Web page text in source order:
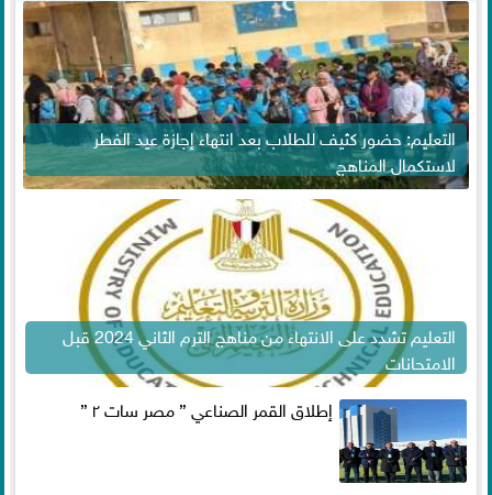
التعليم: حضور كثيف للطلاب بعد انتهاء إجازة عيد الفطر
لاستكمال المناهج
التعليم تشدد على الانتهاء من مناهج الترم الثاني 2024 قبل
الامتحانات
إطلاق القمر الصناعي ” مصر سات ٢ ”